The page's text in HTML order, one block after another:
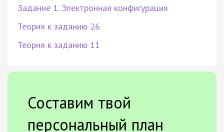
Задание 1. Электронная конфигурация
Теория к заданию 26
Теория к заданию 11
Составим твой
персональный план